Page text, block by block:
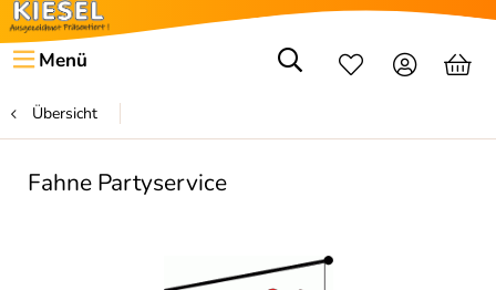
Menü
Übersicht
Fahne Partyservice